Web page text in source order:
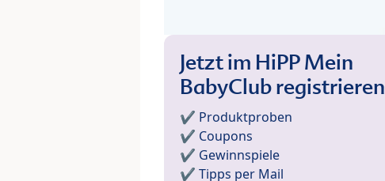
Jetzt im HiPP Mein
BabyClub registrieren
✔️ Produktproben
✔️ Coupons
✔️ Gewinnspiele
✔️ Tipps per Mail